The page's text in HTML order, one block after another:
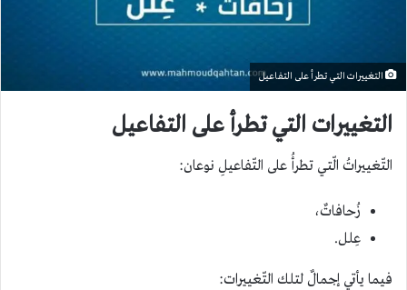
التغييرات التي تطرأ على التفاعيل
التغييرات التي تطرأ على التفاعيل
التّغييراتُ الّتي تطرأُ على التّفاعيلِ نوعان:
زُحافاتٌ،
عِلل.
فيما يأتي إجمالٌ لتلك التّغييرات: